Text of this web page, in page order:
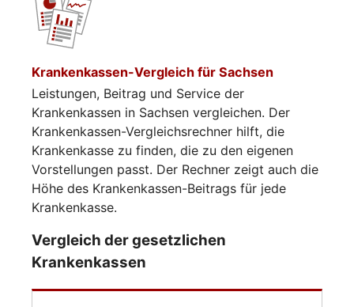
Krankenkassen-Vergleich für Sachsen
Leistungen, Beitrag und Service der
Krankenkassen in Sachsen vergleichen. Der
Krankenkassen-Vergleichsrechner hilft, die
Krankenkasse zu finden, die zu den eigenen
Vorstellungen passt. Der Rechner zeigt auch die
Höhe des Krankenkassen-Beitrags für jede
Krankenkasse.
Vergleich der gesetzlichen
Krankenkassen